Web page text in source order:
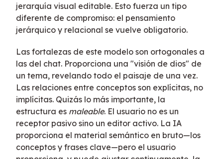
jerarquía visual editable. Esto fuerza un tipo
diferente de compromiso: el pensamiento
jerárquico y relacional se vuelve obligatorio.
Las fortalezas de este modelo son ortogonales a
las del chat. Proporciona una "visión de dios" de
un tema, revelando todo el paisaje de una vez.
Las relaciones entre conceptos son explícitas, no
implícitas. Quizás lo más importante, la
estructura es maleable. El usuario no es un
receptor pasivo sino un editor activo. La IA
proporciona el material semántico en bruto—los
conceptos y frases clave—pero el usuario